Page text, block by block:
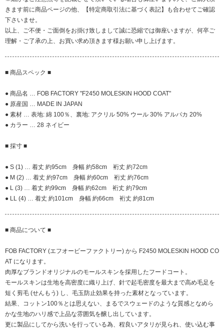
きます前に商品ページの他、【特定商取引法に基づく表記】も合わせてご確認
下さいませ。
以上、ご不便・ご面倒をお掛け致しまして誠に恐縮では御座いますが、何卒ご
理解・ご了承の上、お買い求め頂きます様お願い申し上げます。
■ 商品スペック ■
● 商品名 … FOB FACTORY "F2450 MOLESKIN HOOD COAT"
● 原産国 … MADE IN JAPAN
● 素材 … 表地: 綿 100％、裏地: アクリル 50% ウール 30% アルパカ 20%
● カラー … 28 ネイビー
■ 採寸 ■
● S (1) … 着丈 約95cm 身幅 約58cm 裄丈 約72cm
● M (2) … 着丈 約97cm 身幅 約60cm 裄丈 約76cm
● L (3) … 着丈 約99cm 身幅 約62cm 裄丈 約79cm
● LL (4) … 着丈 約101cm 身幅 約66cm 裄丈 約81cm
■ 商品について ■
FOB FACTORY (エフオービーファクトリー) から F2450 MOLESKIN HOOD CO
AT になります。
肉厚なブランドオリジナルのモールスキンを採用したフードコート。
モールスキンは生地を高密度に織り上げ、針で起毛密度を最大まで高め毛足を
短く剪毛 (せんもう) し、毛玉防止効果を持った素材となっています。
結果、コットン100％とは思えない、まるでスウェードのような質感となめら
かな生地のハリ感で上品な雰囲気を醸し出しています。
更に製品にしてから洗いを行っている為、程良いアタリが見られ、使い込む事